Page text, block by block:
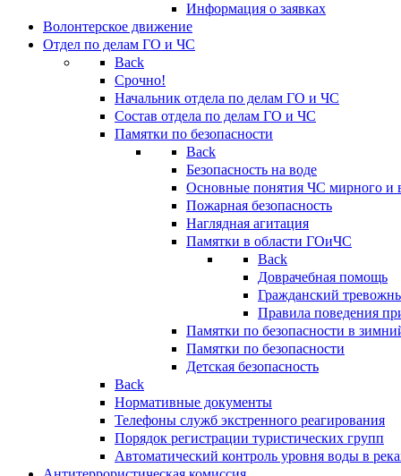
Информация о заявках
Волонтерское движение
Отдел по делам ГО и ЧС
Back
Срочно!
Начальник отдела по делам ГО и ЧС
Состав отдела по делам ГО и ЧС
Памятки по безопасности
Back
Безопасность на воде
Основные понятия ЧС мирного и
Пожарная безопасность
Наглядная агитация
Памятки в области ГОиЧС
Back
Доврачебная помощь
Гражданский
Правила поведения
Памятки по безопасности в
Памятки по безопасности
Детская безопасность
Back
Нормативные документы
Телефоны служб экстренного реагирования
Порядок регистрации туристических групп
Автоматический контроль уровня воды в